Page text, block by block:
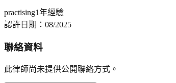
practising1年經驗
認許日期： 08/2025
聯絡資料
此律師尚未提供公開聯絡方式。